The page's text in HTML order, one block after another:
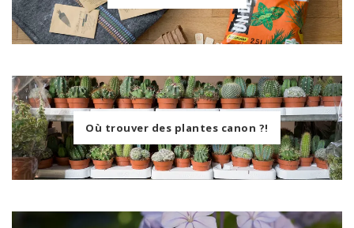
Où trouver des plantes canon ?!